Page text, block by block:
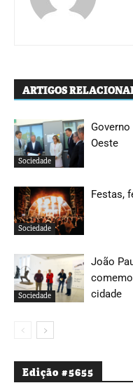
ARTIGOS
Sociedade
Oeste
Sociedade
Festas,
Sociedade
João
cidade
Edição #5655